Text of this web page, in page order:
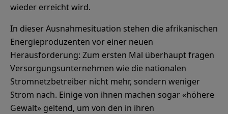
wieder erreicht wird.
In dieser Ausnahmesituation stehen die afrikanischen
Energieproduzenten vor einer neuen
Herausforderung: Zum ersten Mal überhaupt fragen
Versorgungsunternehmen wie die nationalen
Stromnetzbetreiber nicht mehr, sondern weniger
Strom nach. Einige von ihnen machen sogar «höhere
Gewalt» geltend, um von den in ihren